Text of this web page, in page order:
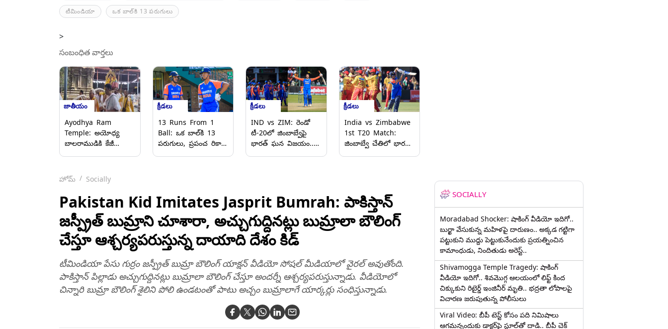
టీమిండియా ఒక బాల్‌కి 13 పరుగులు
>
సంబంధిత వార్తలు
జాతీయం
Ayodhya Ram
Temple: అయోధ్య
బాలరాముడికి కేజీ
భద్రాచలంలో ప్రత్యేక
పూజలు చేయించిన
తెలంగాణ భక్తులు
క్రీడలు
13 Runs From 1
Ball: ఒక బాల్‌కి 13
పరుగులు, ప్రపంచ రికార్డు
క్రీడలు
IND vs ZIM: రెండో
టీ-20లో జింబాబ్వేపై
భారత్‌ ఘన విజయం..
క్రీడలు
India vs Zimbabwe
1st T20 Match:
జింబాబ్వే చేతిలో భారత్
సంచలన విజయం
హోమ్ Socially
Pakistan Kid Imitates Jasprit Bumrah: పాకిస్తాన్
జస్ప్రీత్‌ బుమ్రాని చూశారా, అచ్చుగుద్దినట్లు బుమ్రాలా బౌలింగ్‌
చేస్తూ ఆశ్చర్యపరుస్తున్న దాయాది దేశం కిడ్
టీమిండియా పేసు గుర్రం జస్ప్రీత్‌ బుమ్రా బౌలింగ్‌ యాక్షన్‌ వీడియో సోషల్ మీడియాలో వైరల్ అవుతోంది.
పాకిస్తాన్ పిల్లాడు అచ్చుగుద్దినట్లు బుమ్రాలా బౌలింగ్‌ చేస్తూ అందర్నీ ఆశ్చర్యపరుస్తున్నాడు. వీడియోలో
చిన్నారి బుమ్రా బౌలింగ్‌ శైలిని పోలి ఉండటంతో పాటు అచ్చం బుమ్రాలాగే యార్కర్లు సంధిస్తున్నాడు.
SOCIALLY
Moradabad Shocker: షాకింగ్ వీడియో ఇదిగో..
బుర్ఖా వేసుకున్న మహిళపై దారుణం.. అక్కడ గట్టిగా
పట్టుకుని ముద్దు పెట్టుకునేందుకు ప్రయత్నించిన
కామాంధుడు, నిందితుడు అరెస్ట్..
Shivamogga Temple Tragedy: షాకింగ్
వీడియో ఇదిగో.. శివమొగ్గ ఆలయంలో లిఫ్ట్ కింద
చిక్కుకుని రిటైర్డ్ ఇంజినీర్ మృతి.. భద్రతా లోపాలపై
విచారణ జరుపుతున్న పోలీసులు
Viral Video: బీపీ టెస్ట్‌ కోసం పది నిమిషాలు
ఆగమన్నందుకు డాక్టర్‌పై స్టూల్‌తో దాడి.. బీపీ చెక్